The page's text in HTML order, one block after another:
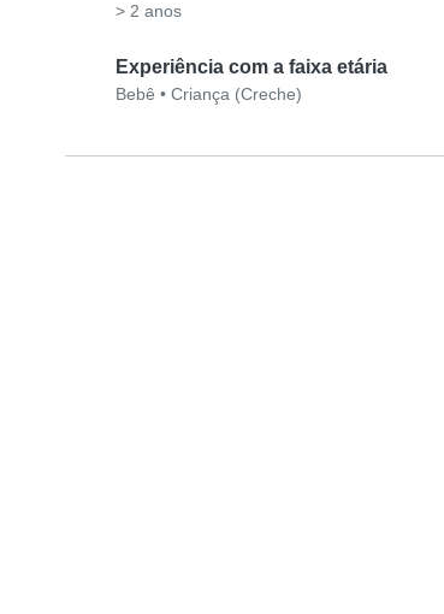
> 2 anos
Experiência com a faixa etária
Bebê • Criança (Creche)